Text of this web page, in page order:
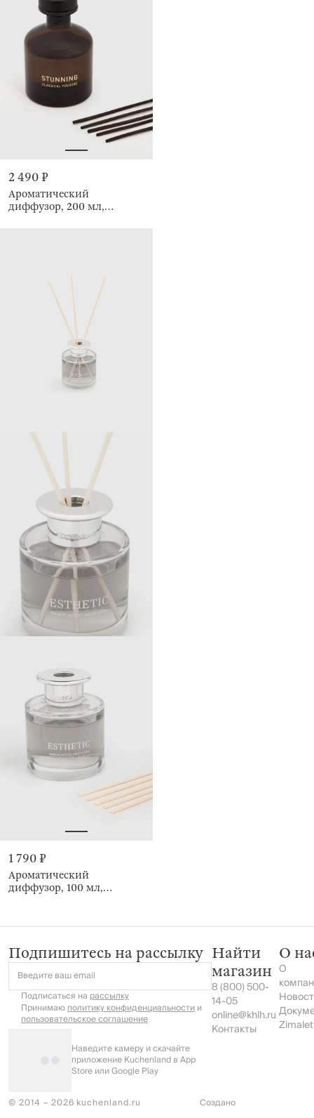
2 490 ₽
Ароматический
диффузор, 200 мл,
1 790 ₽
Ароматический
диффузор, 100 мл,
Подпишитесь на рассылку
Введите ваш email
Подписаться на рассылку
Принимаюполитику конфиденциальностии
пользовательское соглашение
Наведите камеру и скачайте
приложение Kuchenland в App
Store или Google Play
Найти
магазин
8 (800) 500-
14-05
online@khlh.ru
Контакты
О
О
© 2014 – 2026 kuchenland.ru Создано